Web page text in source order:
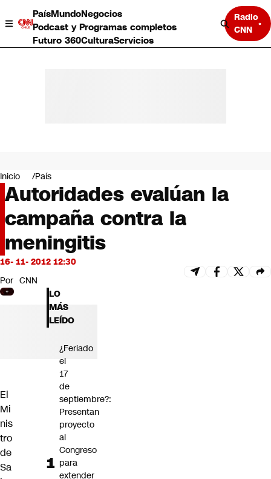
PaísMundoNegocios
Podcast y Programas completos
Futuro 360CulturaServicios
Radio
CNN
Negocios
Deportes
Programas completos
Cultura
Servicios
Bits
CNN tiempo
Futuro 360
Opinión
Inicio País
Autoridades evalúan la
campaña contra la
meningitis
16- 11- 2012 12:30
Por CNN
El
Mi
nis
tro
de
Sa
LO
MÁS
LEÍDO
¿Feriado
el
17
de
septiembre?:
Presentan
proyecto
al
Congreso
para
extender